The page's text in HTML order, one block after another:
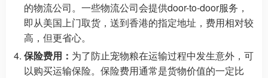
的物流公司。一些物流公司会提供door-to-door服务，
即从美国上门取货，送到香港的指定地址，费用相对较
高，但更省心。
保险费用： 为了防止宠物粮在运输过程中发生意外，可
以购买运输保险。保险费用通常是货物价值的一定比